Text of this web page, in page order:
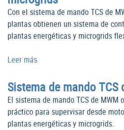
Con el sistema de mando TCS de
plantas obtienen un sistema de
plantas energéticas y microgrids
Leer más
Sistema de mando TCS
El sistema de mando TCS de
práctico para supervisar desde
plantas energéticas y microgrids.